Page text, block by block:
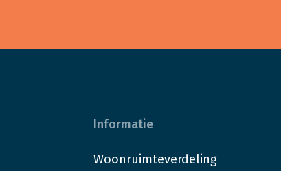
Informatie
Woonruimteverdeling